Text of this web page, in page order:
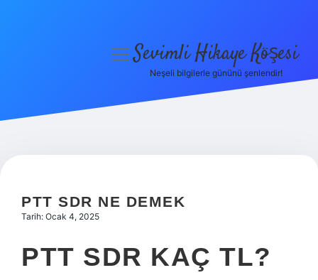
Hakkımızda
menüyüSevimli Hikaye Köşesi
Neşeli bilgilerle gününü şenlendir!
PTT SDR NE DEMEK
Tarih: Ocak 4, 2025
PTT SDR KAÇ TL?